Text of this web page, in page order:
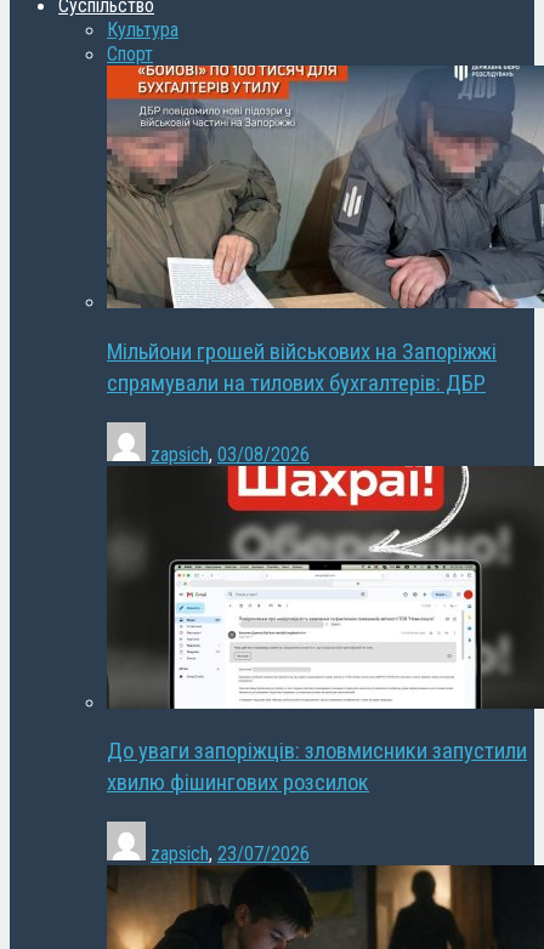
Суспільство
Культура
Спорт
Мільйони грошей військових на Запоріжжі
спрямували на тилових бухгалтерів: ДБР
zapsich, 03/08/2026
До уваги запоріжців: зловмисники запустили
хвилю фішингових розсилок
zapsich, 23/07/2026